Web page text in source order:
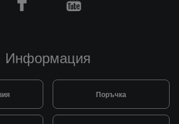
Информация
Поръчка
Facebook Youtube